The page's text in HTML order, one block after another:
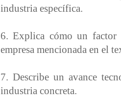
industria específica.
6. Explica cómo un factor
empresa mencionada en el
7. Describe un avance
industria concreta.